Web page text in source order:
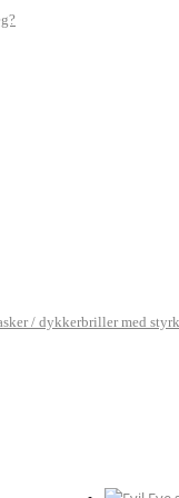
/ dykkerbriller med